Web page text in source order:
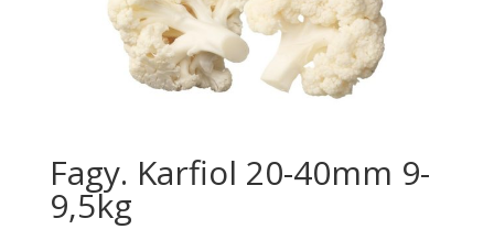
Fagy. Karfiol 20-40mm 9-
9,5kg